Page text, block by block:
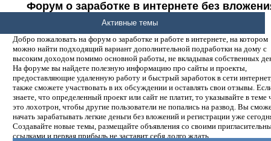
Форум о заработке в интернете без
денег.
Добро пожаловать на форум о заработке и работе в интернете, на котором
можно найти подходящий вариант дополнительной подработки на дому с
высоким доходом помимо основной работы, не вкладывая собственных
На форуме вы найдете полезную информацию про сайты и проекты,
предоставляющие удаленную работу и быстрый заработок в сети
также сможете участвовать в их обсуждении и оставлять свои отзывы.
знаете, что определенный проект или сайт не платит, то указывайте в теме
это лохотрон, чтобы другие пользователи не попались на развод. Вы
начать зарабатывать легкие деньги без вложений и регистрации уже
Создавайте новые темы, размещайте объявления со своими
ссылками и первая прибыль не заставит себя долго ждать.
Активные темы